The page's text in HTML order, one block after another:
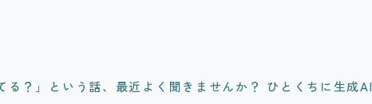
る？」という話、最近よく聞きませんか？ ひとくちに生成AI